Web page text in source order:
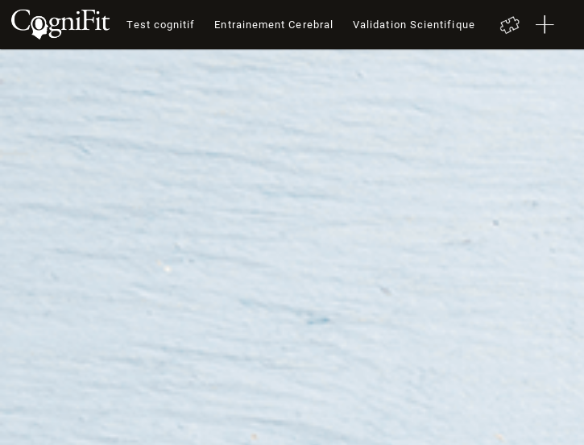
Test cognitif Entrainement Cerebral Validation Scientifique